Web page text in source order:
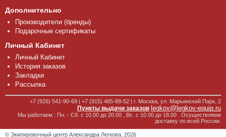
Дополнительно
Производители (бренды)
Подарочные сертификаты
Личный Кабинет
Личный Кабинет
История заказов
Закладки
Рассылка
+7 (926) 541-90-69 | +7 (915) 485-88-52 | г. Москва, ул. Марьинский Парк, 2
Пункты выдачи заказов legkov@legkov-equip.ru
Мы работаем : Пн. - Сб. с 10.00 до 20.00 , Вс. с 10.00 до 18.00 . Осуществляем
доставку по всей России.
© Экипировочный центр Александра Легкова, 2026